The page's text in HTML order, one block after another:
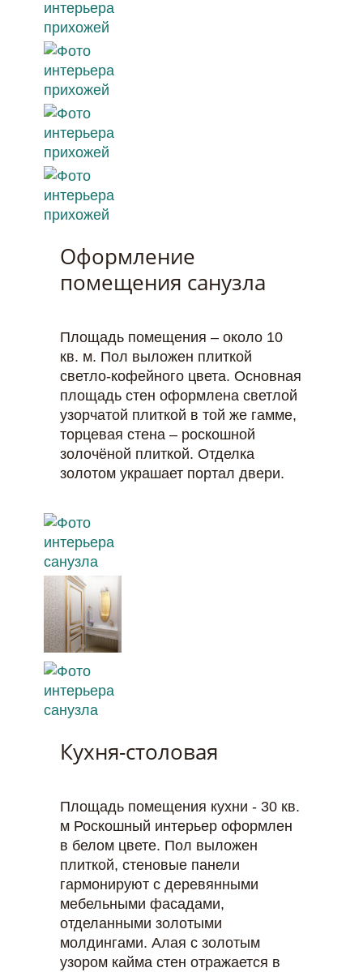
Оформление
помещения санузла
Площадь помещения – около 10
кв. м. Пол выложен плиткой
светло-кофейного цвета. Основная
площадь стен оформлена светлой
узорчатой плиткой в той же гамме,
торцевая стена – роскошной
золочёной плиткой. Отделка
золотом украшает портал двери.
Кухня-столовая
Площадь помещения кухни - 30 кв.
м Роскошный интерьер оформлен
в белом цвете. Пол выложен
плиткой, стеновые панели
гармонируют с деревянными
мебельными фасадами,
отделанными золотыми
молдингами. Алая с золотым
узором кайма стен отражается в